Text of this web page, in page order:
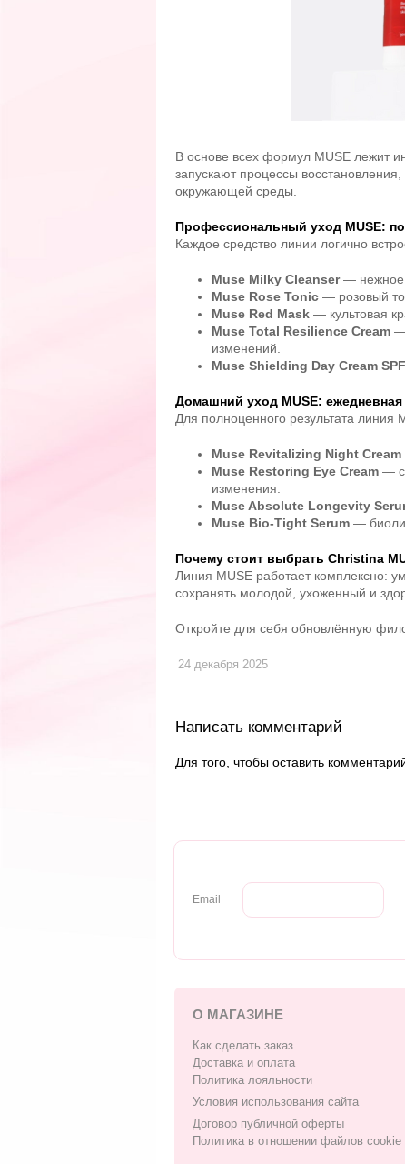
В основе всех формул MUSE лежит
запускают процессы
окружающей среды.
Профессиональный уход MUSE:
Каждое средство линии логично
Muse Milky Cleanser— нежное
Muse Rose Tonic — розовый
Muse Red Mask — культовая
Muse Total Resilience Cream —
изменений.
Muse Shielding Day Cream
Домашний уход MUSE:
Для полноценного результата
Muse Revitalizing Night Cream
Muse Restoring Eye Cream —
изменения.
Muse Absolute Longevity
Muse Bio-Tight Serum —
Почему стоит выбрать Christina
Линия MUSE работает комплексно:
сохранять молодой, ухоженный и
Откройте для себя обновлённую
24 декабря 2025
Написать комментарий
Для того, чтобы оставить
Email
О МАГАЗИНЕ
Как сделать заказ
Доставка и оплата
Политика лояльности
Условия использования сайта
Договор публичной оферты
Политика в отношении файлов cookie